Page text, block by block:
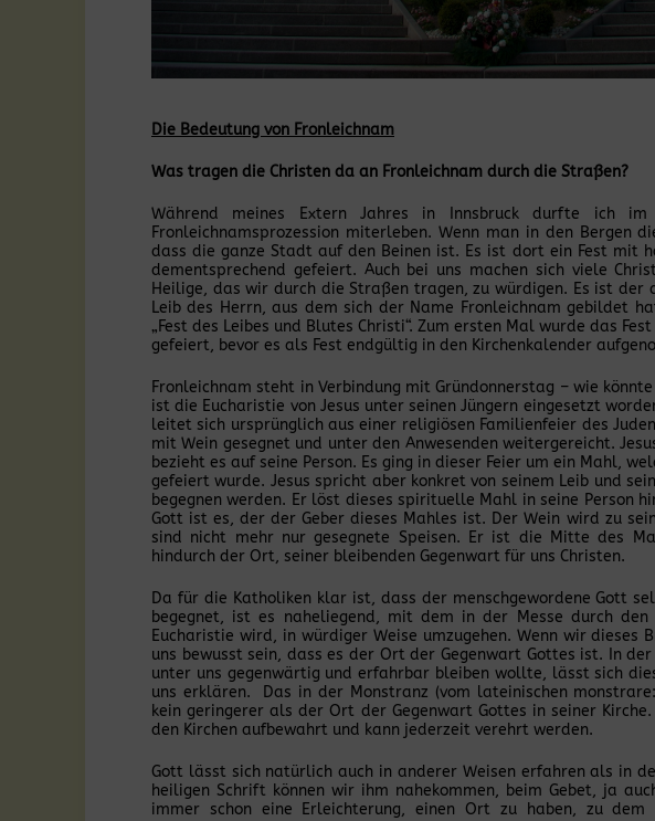
Die Bedeutung von Fronleichnam
Was tragen die Christen da an Fronleichnam durch die Straßen?
Während meines Extern Jahres in Innsbruck durfte ich
Fronleichnamsprozession miterleben. Wenn man in den Bergen
dass die ganze Stadt auf den Beinen ist. Es ist dort ein Fest mit
dementsprechend gefeiert. Auch bei uns machen sich viele
Heilige, das wir durch die Straßen tragen, zu würdigen. Es ist der
Leib des Herrn, aus dem sich der Name Fronleichnam gebildet
„Fest des Leibes und Blutes Christi“. Zum ersten Mal wurde das
gefeiert, bevor es als Fest endgültig in den Kirchenkalender
Fronleichnam steht in Verbindung mit Gründonnerstag – wie
ist die Eucharistie von Jesus unter seinen Jüngern eingesetzt
leitet sich ursprünglich aus einer religiösen Familienfeier des
mit Wein gesegnet und unter den Anwesenden weitergereicht.
bezieht es auf seine Person. Es ging in dieser Feier um ein Mahl,
gefeiert wurde. Jesus spricht aber konkret von seinem Leib und
begegnen werden. Er löst dieses spirituelle Mahl in seine Person
Gott ist es, der der Geber dieses Mahles ist. Der Wein wird zu
sind nicht mehr nur gesegnete Speisen. Er ist die Mitte des
hindurch der Ort, seiner bleibenden Gegenwart für uns Christen.
Da für die Katholiken klar ist, dass der menschgewordene Gott
begegnet, ist es naheliegend, mit dem in der Messe durch
Eucharistie wird, in würdiger Weise umzugehen. Wenn wir
uns bewusst sein, dass es der Ort der Gegenwart Gottes ist. In
unter uns gegenwärtig und erfahrbar bleiben wollte, lässt sich
uns erklären. Das in der Monstranz (vom lateinischen
kein geringerer als der Ort der Gegenwart Gottes in seiner
den Kirchen aufbewahrt und kann jederzeit verehrt werden.
Gott lässt sich natürlich auch in anderer Weisen erfahren als in
heiligen Schrift können wir ihm nahekommen, beim Gebet, ja
immer schon eine Erleichterung, einen Ort zu haben, zu